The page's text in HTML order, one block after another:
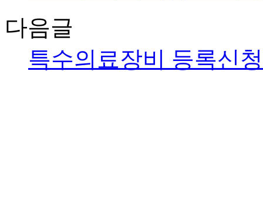
다음글
특수의료장비 등록신청